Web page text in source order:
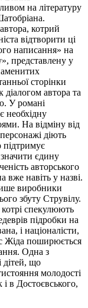
на літературу
котрий
відтворити ці
написання» на
представлену у
сторінки
автора та
У романі
необхідну
На відміну від
діють
єдину
авторського
вже навіть у назві.
виробники
збуту Струвілу.
спекулюють
підробки на
і націоналісти,
Жіда поширюється
Одна з
дітей, що
молодості
і в Достоєвського,